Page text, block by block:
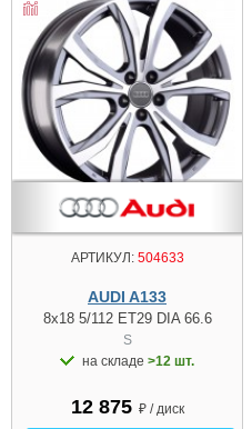
АРТИКУЛ:504633
AUDI A133
8x18 5/112 ET29 DIA 66.6
S
на складе >12 шт.
12 875 ₽ / диск